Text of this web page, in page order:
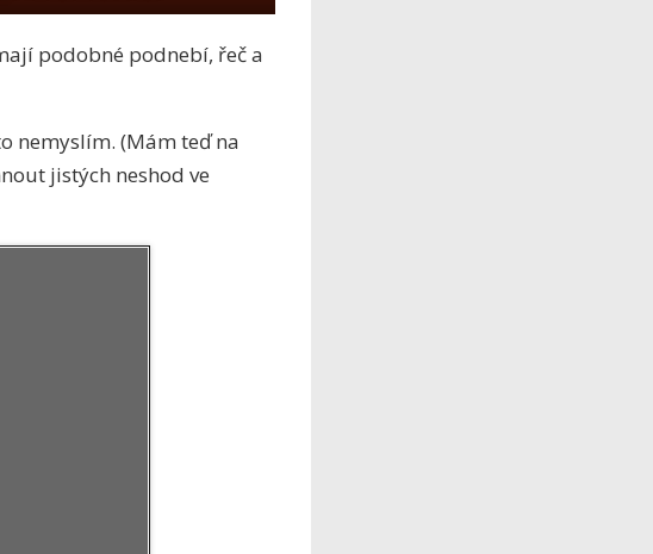
podobné podnebí, řeč a
nemyslím. (Mám teď na
jistých neshod ve